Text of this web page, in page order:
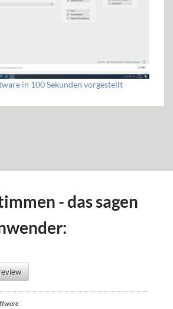
in 100 Sekunden vorgestellt
- das sagen